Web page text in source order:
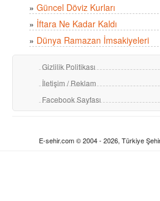
» Güncel Döviz Kurları
» İftara Ne Kadar Kaldı
» Dünya Ramazan İmsakiyeleri
Gizlilik Politikası
İletişim / Reklam
Facebook Sayfası
E-sehir.com © 2004 - 2026, Türkiye